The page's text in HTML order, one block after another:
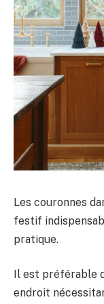
Les couronnes
festif
pratique.
Il est préférable
endroit